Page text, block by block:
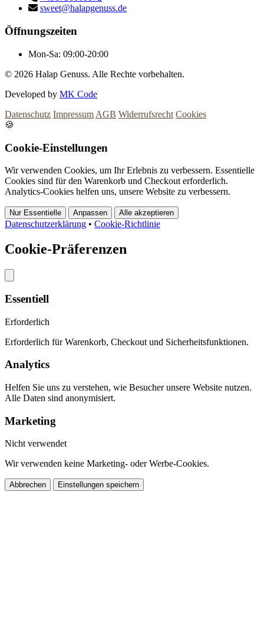
sweet@halapgenuss.de
Öffnungszeiten
Mon-Sa: 09:00-20:00
© 2026 Halap Genuss. Alle Rechte vorbehalten.
Developed by MK Code
Datenschutz Impressum AGB Widerrufsrecht Cookies
🍪
Cookie-Einstellungen
Wir verwenden Cookies, um Ihr Erlebnis zu verbessern. Essentielle
Cookies sind für den Warenkorb und Checkout erforderlich.
Analytics-Cookies helfen uns, unsere Website zu verbessern.
Nur Essentielle Anpassen Alle akzeptieren
Datenschutzerklärung • Cookie-Richtlinie
Cookie-Präferenzen
Essentiell
Erforderlich
Erforderlich für Warenkorb, Checkout und Sicherheitsfunktionen.
Analytics
Helfen Sie uns zu verstehen, wie Besucher unsere Website nutzen.
Alle Daten sind anonymisiert.
Marketing
Nicht verwendet
Wir verwenden keine Marketing- oder Werbe-Cookies.
Abbrechen Einstellungen speichern